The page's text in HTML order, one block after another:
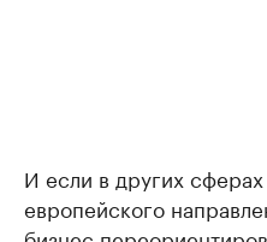
И если в других
европейского